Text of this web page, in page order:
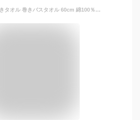
ラップタオル 巻きタオル 巻きバスタオル 60cm 綿100％ コットン 巻きタオル ナストー プールタオル 男の子 女の子 Sサイズ 60x110cm かわいいプリント 子ども キッズ プール 小学生 中学生 学校 スポーツ 水泳 スイミング 海水浴